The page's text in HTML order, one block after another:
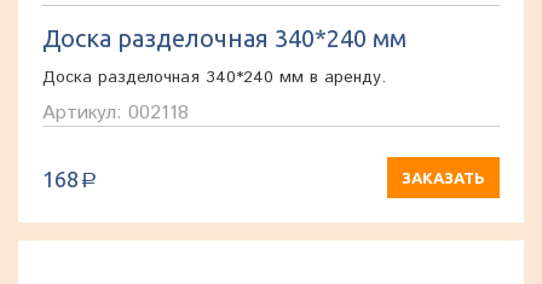
Доска разделочная 340*240 мм
Доска разделочная 340*240 мм в аренду.
Артикул: 002118
168 a ЗАКАЗАТЬ